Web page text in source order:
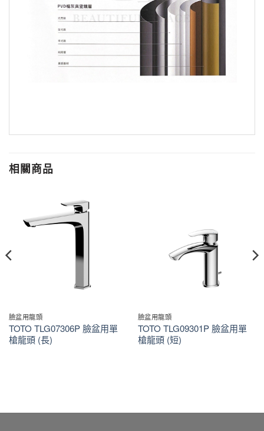
相關商品
臉盆用龍頭
TOTO TLG07306P 臉盆用單
槍龍頭 (長)
臉盆用龍頭
TOTO TLG09301P 臉盆用單
槍龍頭 (短)